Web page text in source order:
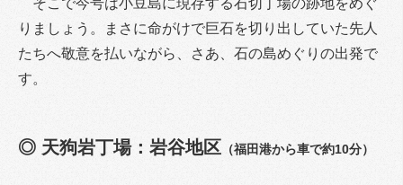
そこで今号は小豆島に現存する石切丁場の跡地をめぐ
りましょう。まさに命がけで巨石を切り出していた先人
たちへ敬意を払いながら、さあ、石の島めぐりの出発で
す。
◎ 天狗岩丁場：岩谷地区 （福田港から車で約10分）